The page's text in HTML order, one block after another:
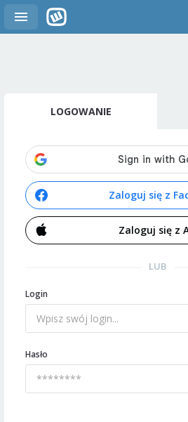
LOGOWANIE
Zaloguj się z
Zaloguj się z
LUB
Login
Hasło